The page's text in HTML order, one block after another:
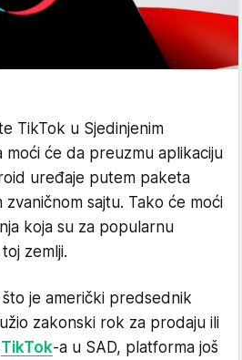
TikTok u Sjedinjenim
moći će da preuzmu aplikaciju
uređaje putem paketa
sajtu. Tako će moći
koja su za popularnu
zemlji.
je američki predsednik
zakonski rok za prodaju ili
TikTok-a u SAD, platforma još